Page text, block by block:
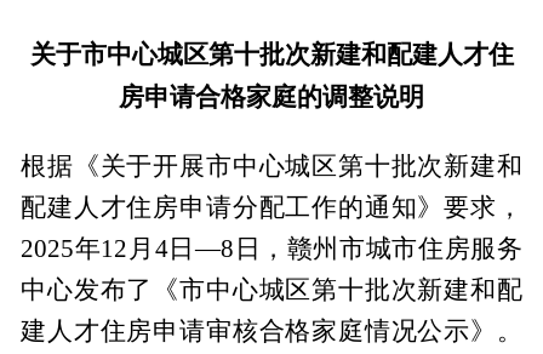
关于市中心城区第十批次新建和配建人才住
房申请合格家庭的调整说明
根据《关于开展市中心城区第十批次新建和
配建人才住房申请分配工作的通知》要求，
2025年12月4日—8日，赣州市城市住房服务
中心发布了《市中心城区第十批次新建和配
建人才住房申请审核合格家庭情况公示》。